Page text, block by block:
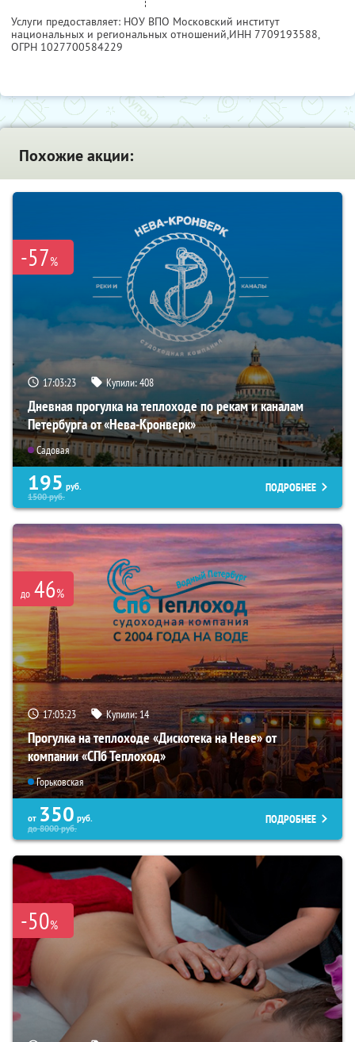
Услуги предоставляет: НОУ ВПО Московский институт
национальных и региональных отношений,ИНН 7709193588,
ОГРН 1027700584229
Похожие акции:
-57%
17:03:21 Купили:408
Дневная прогулка на теплоходе по рекам и каналам
Петербурга от «Нева-Кронверк»
Садовая
195 руб.
1500руб.
ПОДРОБНЕЕ
до 46%
17:03:21 Купили:14
Прогулка на теплоходе «Дискотека на Неве» от
компании «СПб Теплоход»
Горьковская
от 350 руб.
до8000руб.
ПОДРОБНЕЕ
-50%